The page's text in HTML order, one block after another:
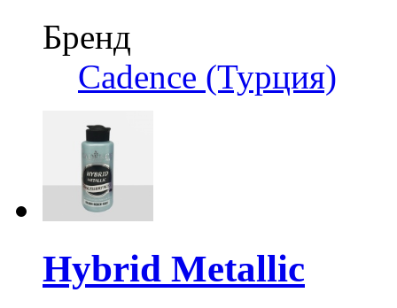
Бренд
Cadence (Турция)
Hybrid Metallic